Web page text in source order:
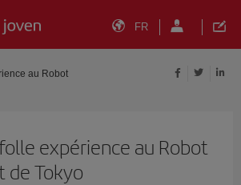
FR
au Robot
expérience au Robot
de Tokyo